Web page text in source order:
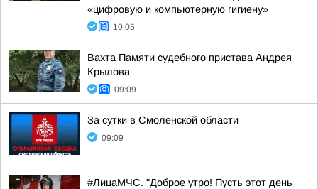
«цифровую и компьютерную гигиену»
10:05
Вахта Памяти судебного пристава Андрея
Крылова
09:09
За сутки в Смоленской области
09:09
#ЛицаМЧС. "Доброе утро! Пусть этот день